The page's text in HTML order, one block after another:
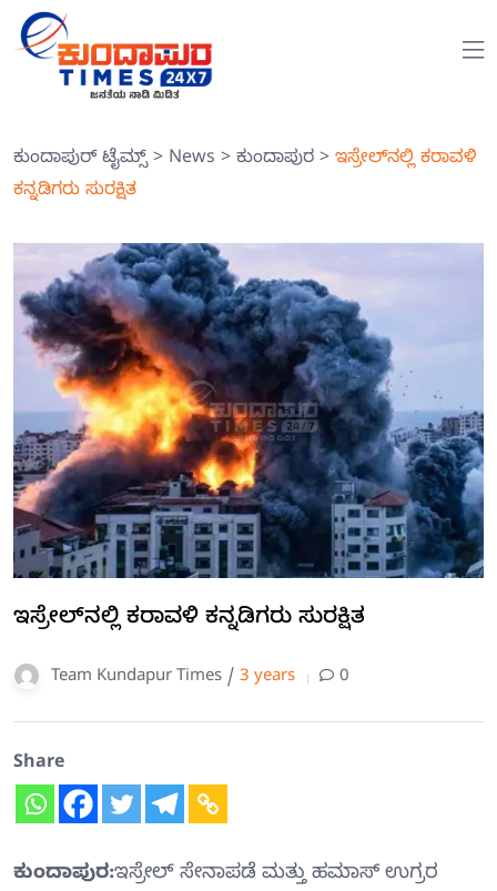
ಕುಂದಾಪುರ್ ಟೈಮ್ಸ್> News > ಕುಂದಾಪುರ > ಇಸ್ರೇಲ್‍ನಲ್ಲಿ ಕರಾವಳಿ
ಕನ್ನಡಿಗರು ಸುರಕ್ಷಿತ
ಇಸ್ರೇಲ್‍ನಲ್ಲಿ ಕರಾವಳಿ ಕನ್ನಡಿಗರು ಸುರಕ್ಷಿತ
Team Kundapur Times / 3 years 0
Share
ಕುಂದಾಪುರ:ಇಸ್ರೇಲ್ ಸೇನಾಪಡೆ ಮತ್ತು ಹಮಾಸ್ ಉಗ್ರರ